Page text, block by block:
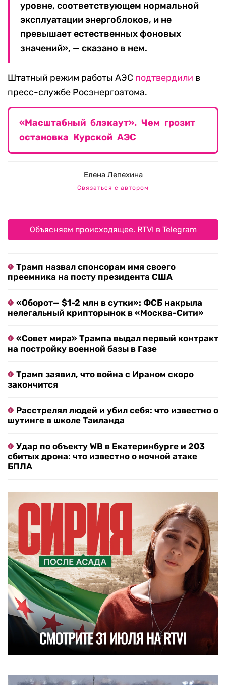
уровне, соответствующем нормальной
эксплуатации энергоблоков, и не
превышает естественных фоновых
значений», — сказано в нем.
Штатный режим работы АЭС подтвердили в
пресс-службе Росэнергоатома.
«Масштабный блэкаут». Чем грозит
остановка Курской АЭС
Елена Лепехина
Связаться с автором
Объясняем происходящее. RTVI в Telegram
Трамп назвал спонсорам имя своего
преемника на посту президента США
«Оборот— $1-2 млн в сутки»: ФСБ накрыла
нелегальный крипторынок в «Москва-Сити»
«Совет мира» Трампа выдал первый контракт
на постройку военной базы в Газе
Трамп заявил, что война с Ираном скоро
закончится
Расстрелял людей и убил себя: что известно о
шутинге в школе Таиланда
Удар по объекту WB в Екатеринбурге и 203
сбитых дрона: что известно о ночной атаке
БПЛА